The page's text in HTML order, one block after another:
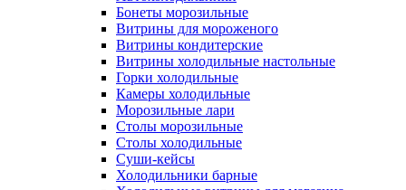
Бонеты морозильные
Витрины для мороженого
Витрины кондитерские
Витрины холодильные настольные
Горки холодильные
Камеры холодильные
Морозильные лари
Столы морозильные
Столы холодильные
Суши-кейсы
Холодильники барные